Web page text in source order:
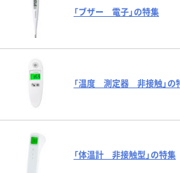
「ブザー 電子」の特集
「温度 測定器 非接触」の
「体温計 非接触型」の特集